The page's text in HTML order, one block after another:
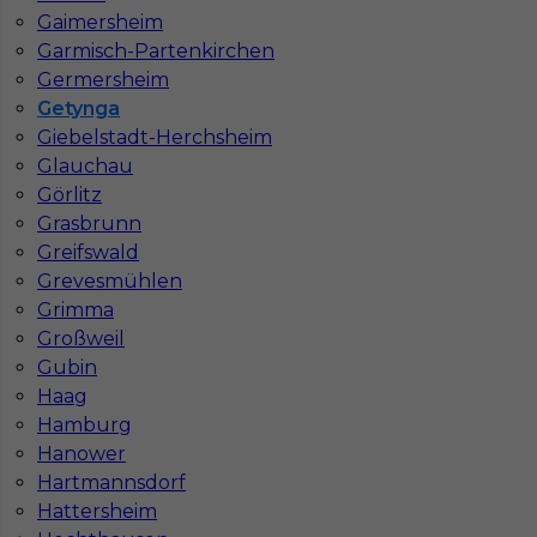
Gaimersheim
Garmisch-Partenkirchen
Germersheim
Getynga
Giebelstadt-Herchsheim
Glauchau
Görlitz
Grasbrunn
Greifswald
Grevesmühlen
Grimma
Großweil
Gubin
Haag
Hamburg
Hanower
Hartmannsdorf
Hattersheim
Mapa ofert pracy
Mapa kategorii
Informacje w sprawie pracy
Telefon:793-577-977
Dane firmy
In-Serv Team Sp. z o.o.